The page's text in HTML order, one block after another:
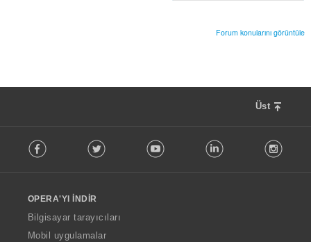
Forum konularını görüntüle
Üst
o
w
O
p
Facebook Twitter Youtube LinkedIn
OPERA'YI İNDIR
Bilgisayar tarayıcıları
Mobil uygulamalar